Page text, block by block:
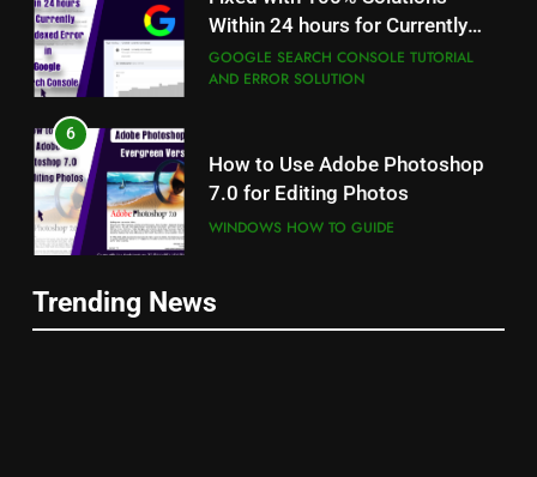
Within 24 hours for Currently
Not Indexed Error in Google
Search Console
AND ERROR SOLUTION
6
How to Use Adobe Photoshop
7.0 for Editing Photos
How to Capture Full Page
Trending News
5
Fixed with 100% Solutions
Within 24 hours for Currently
GOOGLE SEARCH CONSOLE TUTORIAL
AND ERROR SOLUTION
6
How to Use Adobe Photoshop